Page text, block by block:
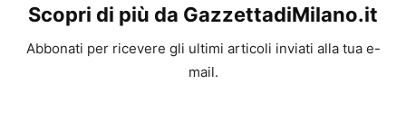
Scopri di più da GazzettadiMilano.it
Abbonati per ricevere gli ultimi articoli inviati alla tua e-
mail.